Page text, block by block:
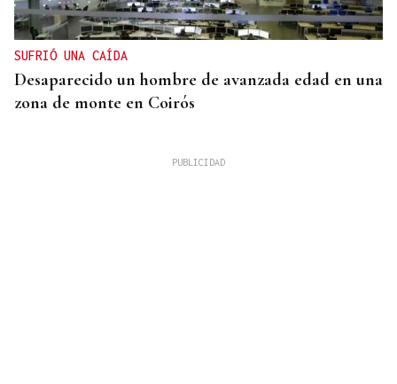
SUFRIÓ UNA CAÍDA
Desaparecido un hombre de avanzada edad en una
zona de monte en Coirós